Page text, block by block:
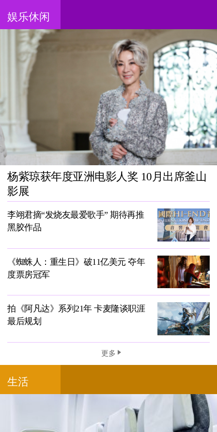
娱乐休闲
杨紫琼获年度亚洲电影人奖 10月出席釜山
影展
李翊君摘“发烧友最爱歌手” 期待再推
黑胶作品
《蜘蛛人：重生日》破11亿美元 夺年
度票房冠军
拍《阿凡达》系列21年 卡麦隆谈职涯
最后规划
更多
生活